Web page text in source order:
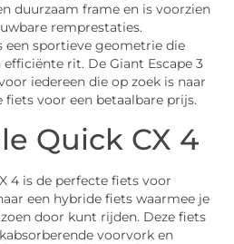
duurzaam frame en is voorzien
remprestaties.
een sportieve geometrie die
rit. De Giant Escape 3
iedereen die op zoek is naar
voor een betaalbare prijs.
Quick CX 4
4 is de perfecte fiets voor
een hybride fiets waarmee je
door kunt rijden. Deze fiets
voorvork en